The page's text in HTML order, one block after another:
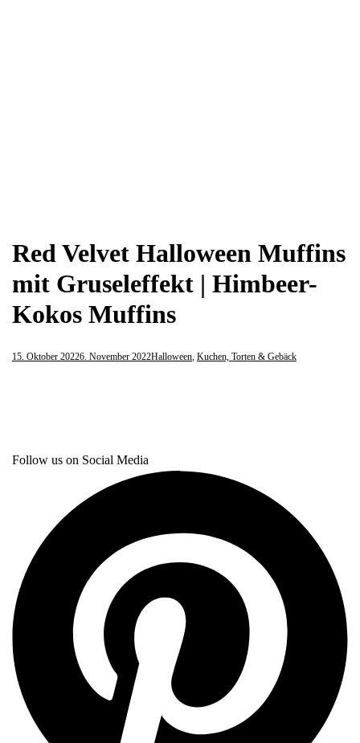
Red Velvet Halloween Muffins
mit Gruseleffekt | Himbeer-
Kokos Muffins
15. Oktober 20226. November 2022Halloween, Kuchen, Torten & Gebäck
Follow us on Social Media